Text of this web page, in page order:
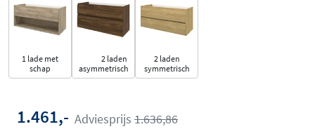
1 lade met
schap
2 laden
asymmetrisch
2 laden
symmetrisch
1.461,- Adviesprijs 1.636,86